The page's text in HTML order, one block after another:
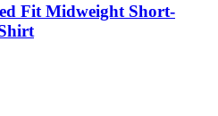
Fit Midweight Short-